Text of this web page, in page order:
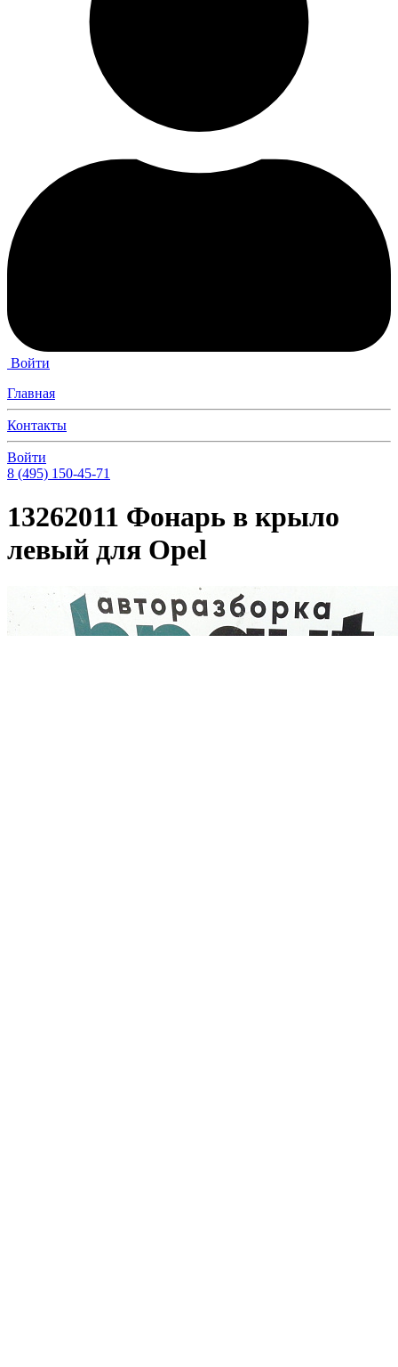
Войти
Главная
Контакты
Войти
8 (495) 150-45-71
13262011 Фонарь в крыло
левый для Opel